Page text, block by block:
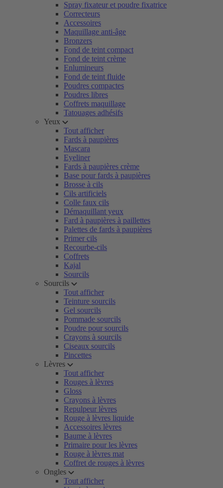
Spray fixateur et poudre fixatrice
Correcteurs
Accessoires
Maquillage anti-âge
Bronzers
Fond de teint compact
Fond de teint crème
Enlumineurs
Fond de teint fluide
Poudres compactes
Poudres libres
Coffrets maquillage
Tatouages adhésifs
Yeux
Tout afficher
Fards à paupières
Mascara
Eyeliner
Fards à paupières crème
Base pour fards à paupières
Brosse à cils
Cils artificiels
Colle faux cils
Démaquillant yeux
Fard à paupières à paillettes
Palettes de fards à paupières
Primer cils
Recourbe-cils
Coffrets
Kajal
Sourcils
Sourcils
Tout afficher
Teinture sourcils
Gel sourcils
Pommade sourcils
Poudre pour sourcils
Crayons à sourcils
Ciseaux sourcils
Pincettes
Lèvres
Tout afficher
Rouges à lèvres
Gloss
Crayons à lèvres
Repulpeur lèvres
Rouge à lèvres liquide
Accessoires lèvres
Baume à lèvres
Primaire pour les lèvres
Rouge à lèvres mat
Coffret de rouges à lèvres
Ongles
Tout afficher